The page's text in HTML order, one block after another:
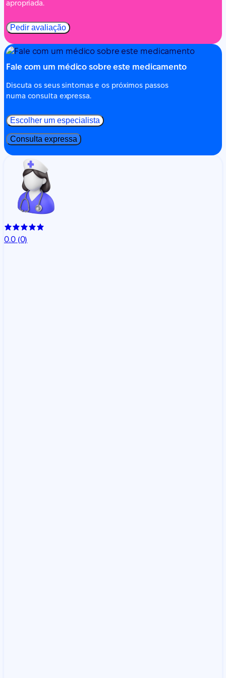
apropriada.
Pedir avaliação
Fale com um médico sobre este medicamento
Discuta os seus sintomas e os próximos passos
numa consulta expressa.
Escolher um especialista
Consulta expressa
0.0 (0)